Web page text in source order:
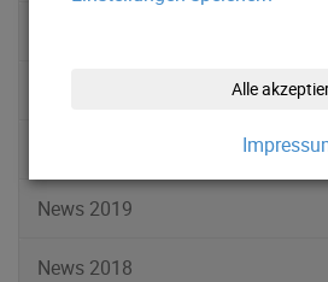
News 2019
News 2018
Alle